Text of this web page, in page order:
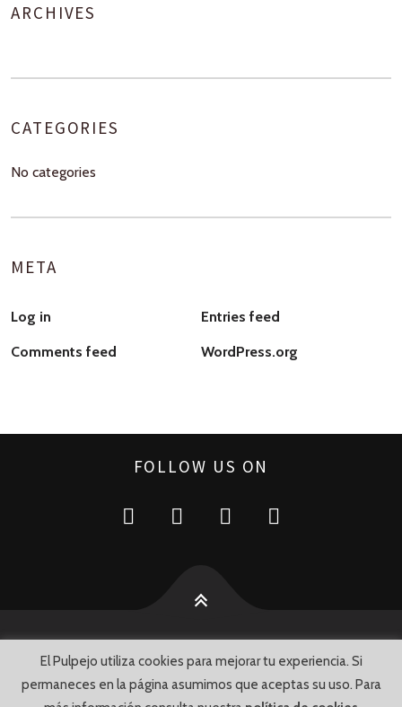
ARCHIVES
CATEGORIES
No categories
META
Log in Entries feed
Comments feed WordPress.org
FOLLOW US ON
© Luis Portillo 2015 • Chiclana, 13 • Arahal (SEVILLA) •
840 800• Email:info@elpulpejo.es •por WeLoveWebs
El Pulpejo utiliza cookies para mejorar tu experiencia. Si
permaneces en la página asumimos que aceptas su uso. Para